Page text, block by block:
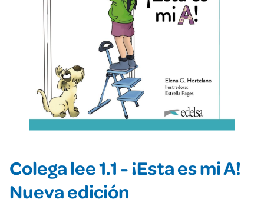
Colega lee 1.1 - ¡Esta es mi A!
Nueva edición